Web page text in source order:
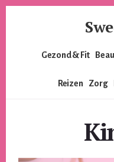
de
Gezond & Fit
Reizen Zorg